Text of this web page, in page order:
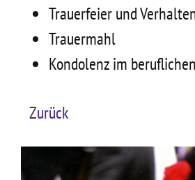
Trauerfeier und
Trauermahl
Kondolenz im
Zurück